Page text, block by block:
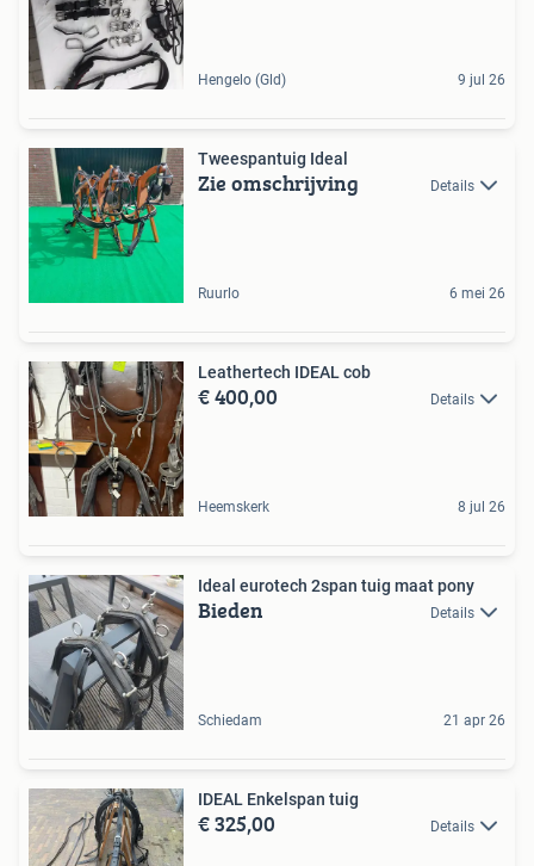
Hengelo (Gld) 9 jul 26
Tweespantuig Ideal
Zie omschrijving Details
Ruurlo 6 mei 26
Leathertech IDEAL cob
€ 400,00 Details
Heemskerk 8 jul 26
Ideal eurotech 2span tuig maat pony
Bieden Details
Schiedam 21 apr 26
IDEAL Enkelspan tuig
€ 325,00 Details